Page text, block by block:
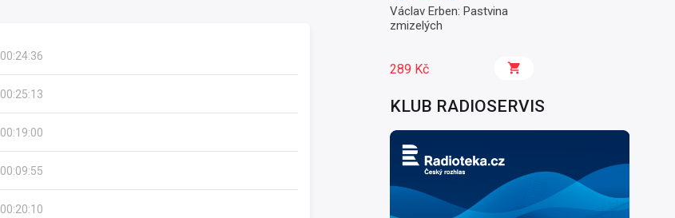
00:24:36
00:25:13
00:19:00
00:09:55
00:20:10
Václav Erben: Pastvina
zmizelých
289 Kč
KLUB RADIOSERVIS